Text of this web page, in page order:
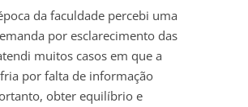
da faculdade percebi uma
por esclarecimento das
muitos casos em que a
por falta de informação
obter equilíbrio e